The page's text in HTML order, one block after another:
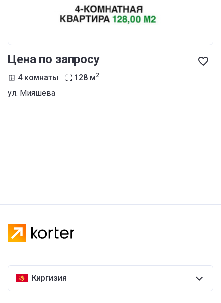
Цена по запросу
4 комнаты 128 м2
ул. Мияшева
Киргизия